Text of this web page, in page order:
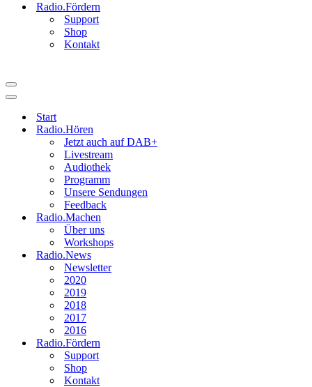
Radio.Fördern
Support
Shop
Kontakt
Navigationsmenü
Navigationsmenü
Start
Radio.Hören
Jetzt auch auf DAB+
Livestream
Audiothek
Programm
Unsere Sendungen
Feedback
Radio.Machen
Über uns
Workshops
Radio.News
Newsletter
2020
2019
2018
2017
2016
Radio.Fördern
Support
Shop
Kontakt